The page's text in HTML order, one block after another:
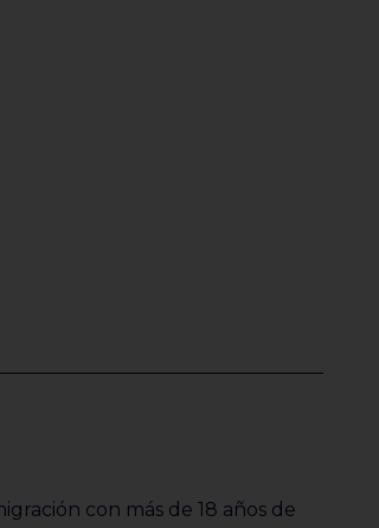
con más de 18 años de